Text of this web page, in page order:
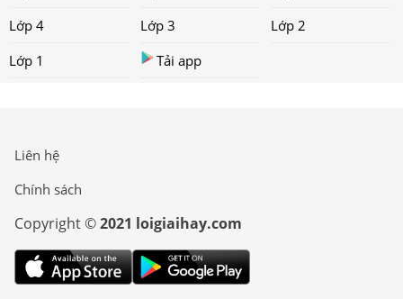
Lớp 4
Lớp 3
Lớp 2
Lớp 1
Tải app
Liên hệ
Chính sách
Copyright ©2021 loigiaihay.com